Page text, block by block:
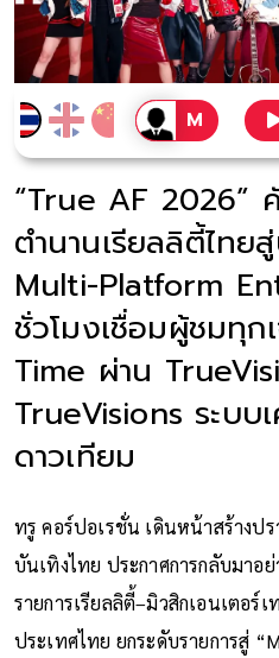
“True AF 2026”
ตำนานเรียลลิตี้ไทย
Multi-Platform
ชั่วโมงเชื่อมผู้ชมทุ
Time ผ่าน
TrueVisions ระบบ
ดาวเทียม
ทรู คอร์ปอเรชั่น เดินหน้าสร้างป
บันเทิงไทย ประกาศการกลับมาอ
รายการเรียลลิตี้–มิวสิกเอนเตอร์
ประเทศไทย ยกระดับรายการสู่